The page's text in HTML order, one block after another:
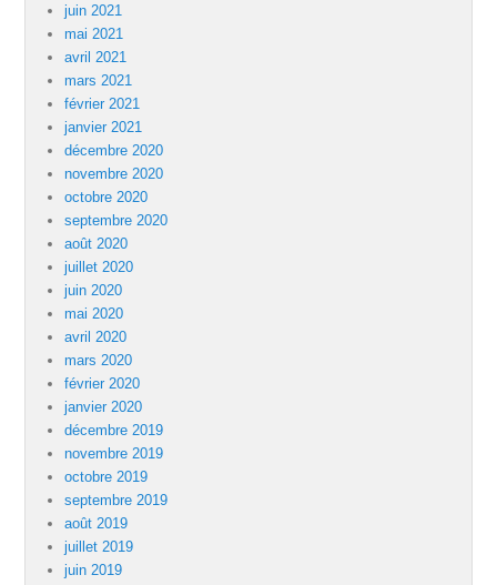
juin 2021
mai 2021
avril 2021
mars 2021
février 2021
janvier 2021
décembre 2020
novembre 2020
octobre 2020
septembre 2020
août 2020
juillet 2020
juin 2020
mai 2020
avril 2020
mars 2020
février 2020
janvier 2020
décembre 2019
novembre 2019
octobre 2019
septembre 2019
août 2019
juillet 2019
juin 2019